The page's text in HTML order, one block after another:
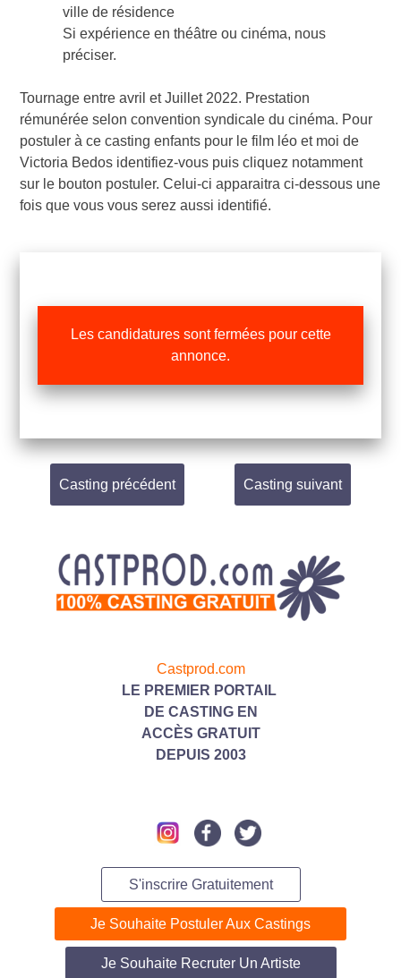
ville de résidence
Si expérience en théâtre ou cinéma, nous
préciser.
Tournage entre avril et Juillet 2022. Prestation
rémunérée selon convention syndicale du cinéma. Pour
postuler à ce casting enfants pour le film léo et moi de
Victoria Bedos identifiez-vous puis cliquez notamment
sur le bouton postuler. Celui-ci apparaitra ci-dessous une
fois que vous vous serez aussi identifié.
Les candidatures sont fermées pour cette
annonce.
Casting précédent Casting suivant
Castprod.com
LE PREMIER PORTAIL
DE CASTING EN
ACC ÈS GRATUIT
DEPUIS 2003
S'inscrire Gratuitement
Je Souhaite Postuler Aux Castings
Je Souhaite Recruter Un Artiste